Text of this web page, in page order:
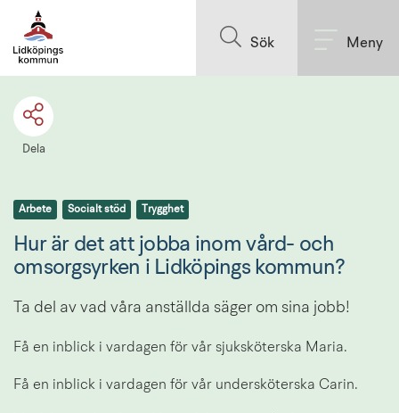
Sök Meny
Dela
Arbete Socialt stöd Trygghet
Hur är det att jobba inom vård- och
omsorgsyrken i Lidköpings kommun?
Ta del av vad våra anställda säger om sina jobb!
Få en inblick i vardagen för vår sjuksköterska Maria.
Få en inblick i vardagen för vår undersköterska Carin.